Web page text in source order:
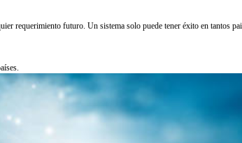
requerimiento futuro. Un sistema solo puede tener éxito en tantos